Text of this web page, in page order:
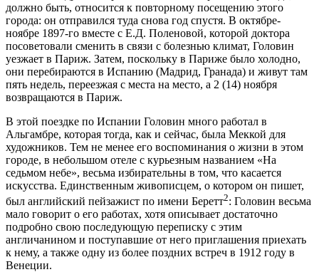
должно быть, относится к повторному посещению этого
города: он отправился туда снова год спустя. В октябре-
ноябре 1897-го вместе с Е.Д. Поленовой, которой доктора
посоветовали сменить в связи с болезнью климат, Головин
уезжает в Париж. Затем, поскольку в Париже было холодно,
они перебираются в Испанию (Мадрид, Гранада) и живут там
пять недель, переезжая с места на место, а 2 (14) ноября
возвращаются в Париж.
В этой поездке по Испании Головин много работал в
Альгамбре, которая тогда, как и сейчас, была Меккой для
художников. Тем не менее его воспоминания о жизни в этом
городе, в небольшом отеле с курьезным названием «На
седьмом небе», весьма избирательны в том, что касается
искусства. Единственным живописцем, о котором он пишет,
был английский пейзажист по имени Беретт2: Головин весьма
мало говорит о его работах, хотя описывает достаточно
подробно свою последующую переписку с этим
англичанином и поступавшие от него приглашения приехать
к нему, а также одну из более поздних встреч в 1912 году в
Венеции.